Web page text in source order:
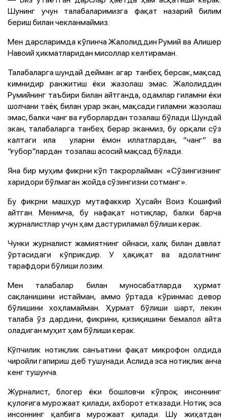
Шунинг учун талабаларимизга фақат назарий билим
бериш билан чекланмаймиз.
Мен дарсларимда кўпинча Жалолиддин Румий ва Алишер
Навоий ҳикматларидан мисоллар келтираман.
Талабаларга шундай дейман: агар танбеҳ берсак, мақсад
кимнидир ранжитиш ёки жазолаш эмас. Жалолиддин
Румийнинг таъбири билан айтганда, одамлар гиламни ёки
шолчани таёқ билан урар экан, мақсади гиламни жазолаш
эмас, балки чанг ва ғуборлардан тозалаш бўлади. Шундай
экан, талабаларга танбеҳ берар эканмиз, бу орқали сўз
калтаги ила уларни ёмон иллатлардан, “чанг” ва
“ғубор”лардан тозалаш асосий мақсад бўлади.
Яна бир муҳим фикрни кўп такрорлайман: «Сўзингизнинг
харидори бўлмаган жойда сўзингизни сотманг».
Бу фикрни машҳур мутафаккир Ҳусайн Воиз Кошифий
айтган. Менимча, бу нафақат нотиқлар, балки барча
журналистлар учун ҳам дастуриламал бўлиши керак.
Чунки журналист жамиятнинг ойнаси, халқ билан давлат
ўртасидаги кўприкдир. У ҳақиқат ва адолатнинг
тарафдори бўлиши лозим.
Мен талабалар билан муносабатларда ҳурмат
сақланишини истайман, аммо ўртада кўринмас девор
бўлишини хоҳламайман. Ҳурмат бўлиши шарт, лекин
талаба ўз дардини, фикрини, қизиқишини бемалол айта
оладиган муҳит ҳам бўлиши керак.
Кўпчилик нотиқлик санъатини фақат микрофон олдида
чиройли гапириш деб тушунади. Аслида эса нотиқлик анча
кенг тушунча.
Журналист, блогер ёки бошловчи кўпроқ инсоннинг
қулоғига мурожаат қилади, ахборот етказади. Нотиқ эса
инсоннинг қалбига мурожаат қилади. Шу жиҳатдан